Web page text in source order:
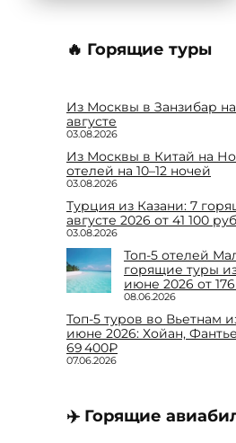
🔥 Горящие туры
Из Москвы в Занзибар на
августе
03.08.2026
Из Москвы в Китай на
отелей на 10–12 ночей
03.08.2026
Турция из Казани: 7
августе 2026 от 41 100
03.08.2026
Топ-5 отелей
горящие туры
июне 2026 от
08.06.2026
Топ-5 туров во Вьетнам
июне 2026: Хойан,
69 400₽
07.06.2026
✈️ Горящие